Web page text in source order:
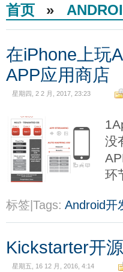
首页 »
在iPhone上玩
APP应用商店
星期四, 2 2 月, 2017, 23:23
没
环
标签|Tags: Android开
Kickstarter开
星期五, 16 12 月, 2016, 4:14